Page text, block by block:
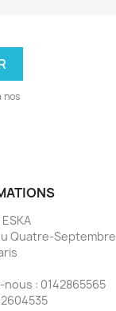
nos
Quatre-Septembre
nous : 0142865565